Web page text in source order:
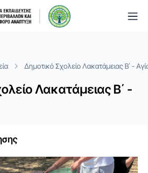
Δημοτικό Σχολείο Λακατάμειας Β΄ -
Λακατάμειας Β΄ -